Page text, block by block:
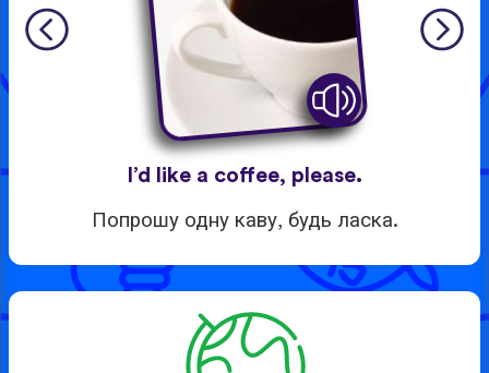
I’d like a coffee, please.
Попрошу одну каву, будь ласка.